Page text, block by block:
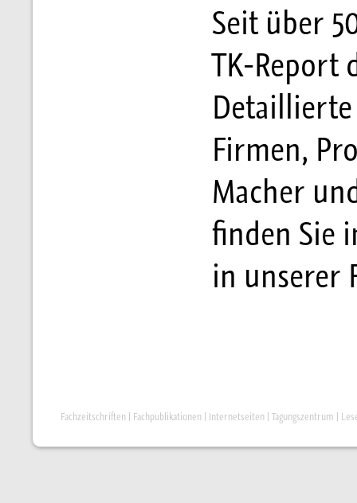
Seit über
TK-Report
Firmen,
Macher
finden Sie
in unserer
Fachzeitschriften | Fachpublikationen | Internetseiten | Tagungszentrum |